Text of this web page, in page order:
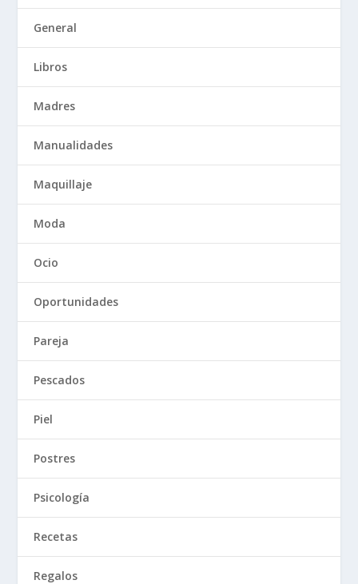
General
Libros
Madres
Manualidades
Maquillaje
Moda
Ocio
Oportunidades
Pareja
Pescados
Piel
Postres
Psicología
Recetas
Regalos